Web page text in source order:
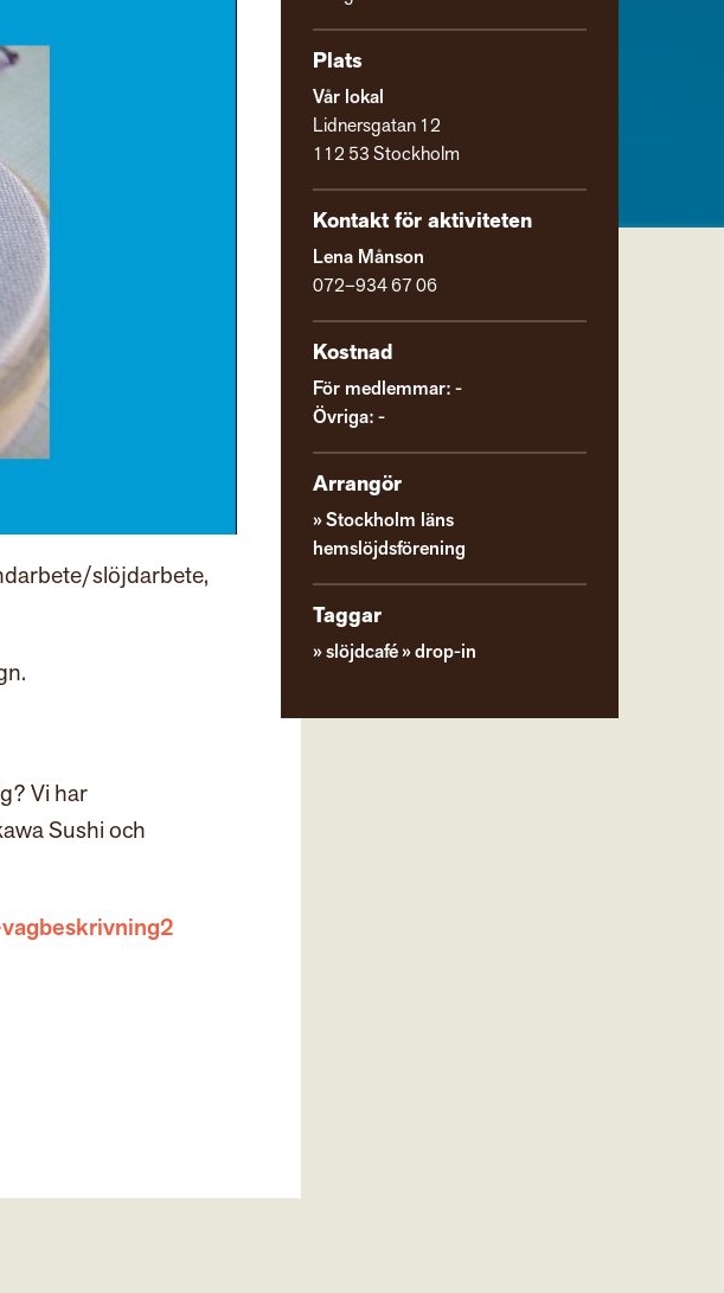
slöjdarbete,
Vi har
Sushi och
Plats
Vår lokal
Lidnersgatan 12
112 53 Stockholm
Kontakt för aktiviteten
Lena Månson
072–934 67 06
Kostnad
För medlemmar: -
Övriga: -
Arrangör
Stockholm läns
hemslöjdsförening
Taggar
slöjdcafé drop-in